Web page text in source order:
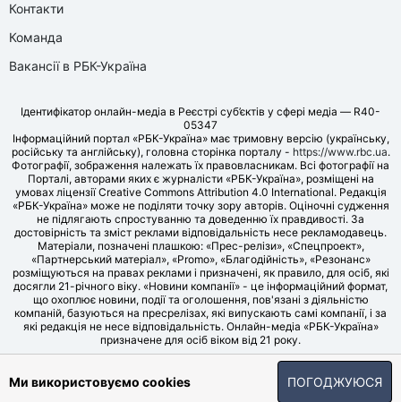
Контакти
Команда
Вакансії в РБК-Україна
Ідентифікатор онлайн-медіа в Реєстрі суб’єктів у сфері медіа — R40-
05347
Інформаційний портал «РБК-Україна» має тримовну версію (українську,
російську та англійську), головна сторінка порталу - https://www.rbc.ua.
Фотографії, зображення належать їх правовласникам. Всі фотографії на
Порталі, авторами яких є журналісти «РБК-Україна», розміщені на
умовах ліцензії Creative Commons Attribution 4.0 International. Редакція
«РБК-Україна» може не поділяти точку зору авторів. Оціночні судження
не підлягають спростуванню та доведенню їх правдивості. За
достовірність та зміст реклами відповідальність несе рекламодавець.
Матеріали, позначені плашкою: «Прес-релізи», «Спецпроект»,
«Партнерський матеріал», «Promo», «Благодійність», «Резонанс»
розміщуються на правах реклами і призначені, як правило, для осіб, які
досягли 21-річного віку. «Новини компанії» - це інформаційний формат,
що охоплює новини, події та оголошення, пов'язані з діяльністю
компаній, базуються на пресрелізах, які випускають самі компанії, і за
які редакція не несе відповідальність. Онлайн-медіа «РБК-Україна»
призначене для осіб віком від 21 року.
© LLC «UBT MEDIA», 2006-2026.
Ми використовуємо cookies ПОГОДЖУЮСЯ